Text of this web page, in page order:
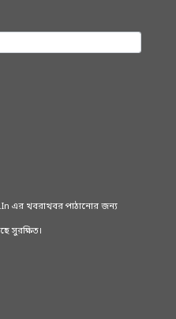
এর খবরাখবর পাঠানোর জন্য
সুরক্ষিত।